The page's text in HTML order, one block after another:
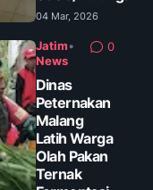
04 Mar, 2026
Jatim•
News
0
Dinas
Peternakan
Malang
Latih Warga
Olah Pakan
Ternak